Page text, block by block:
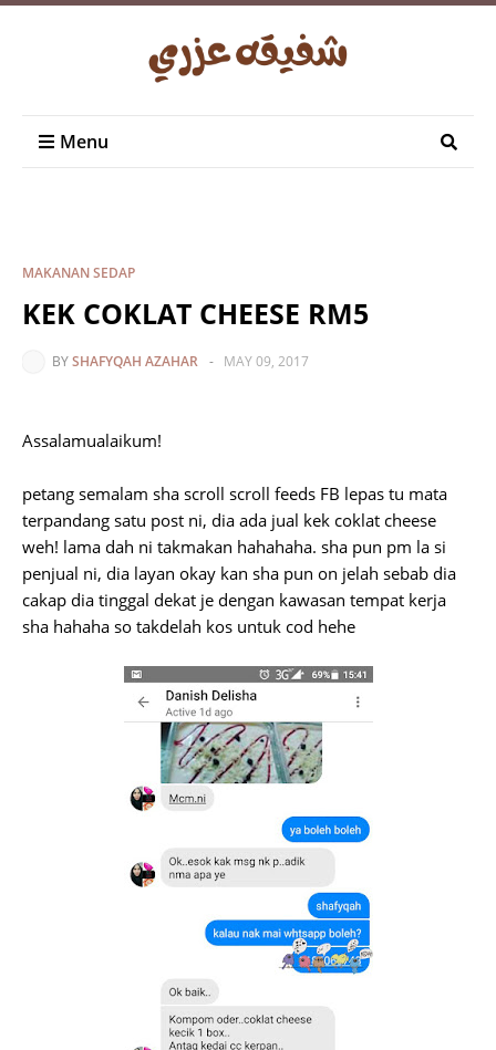
Menu
MAKANAN SEDAP
KEK COKLAT CHEESE RM5
BYSHAFYQAH AZAHAR - MAY 09, 2017
Assalamualaikum!
petang semalam sha scroll scroll feeds FB lepas tu mata
terpandang satu post ni, dia ada jual kek coklat cheese
weh! lama dah ni takmakan hahahaha. sha pun pm la si
penjual ni, dia layan okay kan sha pun on jelah sebab dia
cakap dia tinggal dekat je dengan kawasan tempat kerja
sha hahaha so takdelah kos untuk cod hehe